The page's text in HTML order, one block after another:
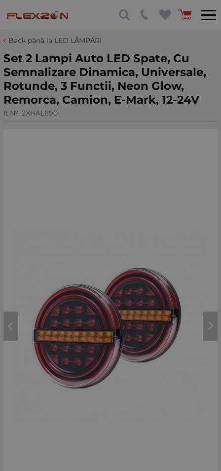
Back până la LED LĂMPĂRI
Set 2 Lampi Auto LED Spate, Cu
Semnalizare Dinamica, Universale,
Rotunde, 3 Functii, Neon Glow,
Remorca, Camion, E-Mark, 12-24V
It.№: 2XHAL690